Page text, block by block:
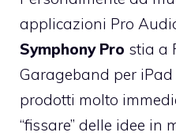
applicazioni Pro
Symphony Pro stia a
Garageband per
prodotti molto
“fissare” delle idee in